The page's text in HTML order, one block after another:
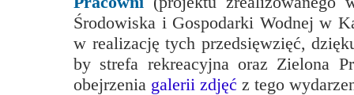
Środowiska i Gospodarki Wodnej w
w realizację tych przedsięwzięć,
by strefa rekreacyjna oraz Zielona
obejrzenia galerii zdjęć z tego
Przerwy szkolne